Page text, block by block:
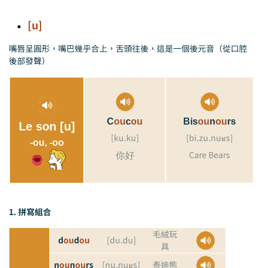
[u]
嘴唇呈圓形，嘴巴幾乎合上，舌頭往後，這是一個後元音（從口腔
後部發聲）
Le son [u]
-ou, -oo
Coucou Bisounours
[ku.ku] [bi.zu.nuʁs]
你好 Care Bears
1. 拼寫組合
doudou [du.du]
毛絨玩
具
nounours [nu.nuʁs] 泰迪熊